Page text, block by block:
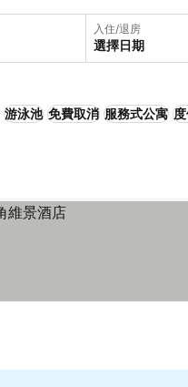
入住/退房
選擇日期
游泳池 免費取消 服務式公寓